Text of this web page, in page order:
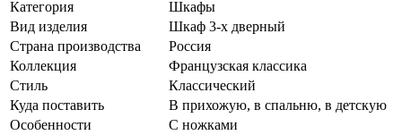
Категория
Шкафы
Вид изделия
Шкаф 3-х дверный
Страна производства
Россия
Коллекция
Французская классика
Стиль
Классический
Куда поставить
В прихожую, в спальню, в детскую
Особенности
С ножками